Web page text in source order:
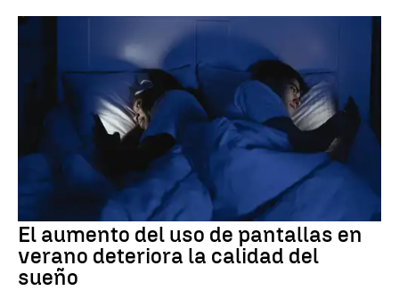
El aumento del uso de pantallas en
verano deteriora la calidad del
sueño